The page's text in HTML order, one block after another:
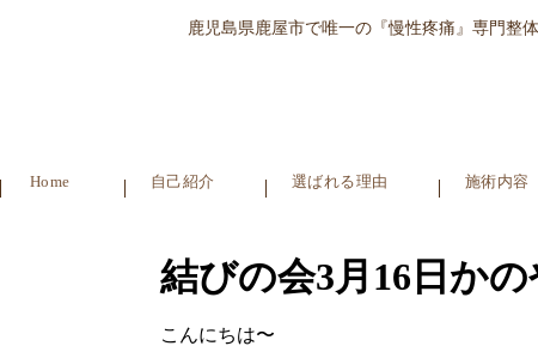
鹿児島県鹿屋市で唯一の『慢性疼痛』専門整体
Home 自己紹介 選ばれる理由 施術内容
結びの会3月16日か
こんにちは〜